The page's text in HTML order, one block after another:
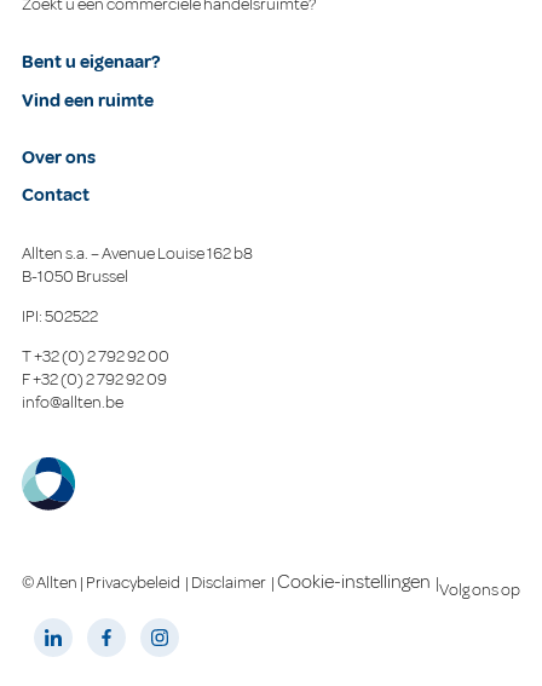
Bent u eigenaar?
Vind een ruimte
Over ons
Contact
Allten s.a. – Avenue Louise 162 b8
B-1050 Brussel
IPI: 502522
T+32 (0) 2 792 92 00
F+32 (0) 2 792 92 09
info@allten.be
© Allten | Privacybeleid | Disclaimer |Cookie-instellingen |Volg ons op